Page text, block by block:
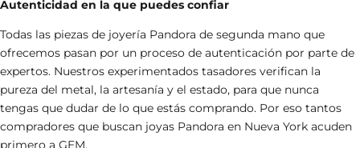
Autenticidad en la que puedes confiar
Todas las piezas de joyería Pandora de segunda mano que
ofrecemos pasan por un proceso de autenticación por parte de
expertos. Nuestros experimentados tasadores verifican la
pureza del metal, la artesanía y el estado, para que nunca
tengas que dudar de lo que estás comprando. Por eso tantos
compradores que buscan joyas Pandora en Nueva York acuden
primero a GEM.